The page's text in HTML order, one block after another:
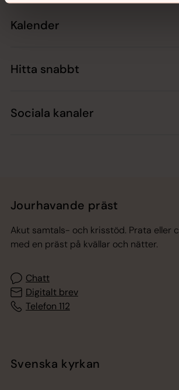
Kalender
Hitta snabbt
Sociala kanaler
Jourhavande präst
Akut samtals- och krisstöd. Prata eller
med en präst på kvällar och nätter.
Chatt
Digitalt brev
Telefon 112
Svenska kyrkan